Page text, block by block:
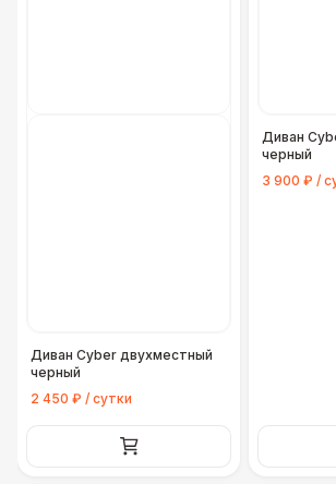
Диван Cyber двухместный
черный
2 450 ₽ / сутки
Диван
черный
3 900 ₽ /